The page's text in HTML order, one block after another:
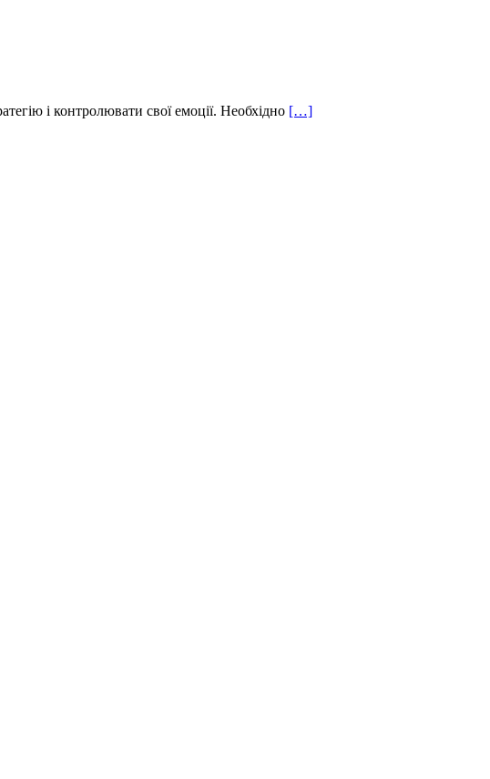
і контролювати свої емоції. Необхідно […]